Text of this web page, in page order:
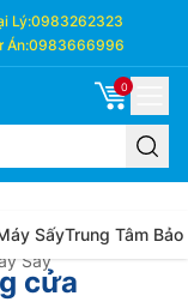
Lý:0983262323
Án:0983666996
0
SấyTrung Tâm Bảo
Sấy
cửa